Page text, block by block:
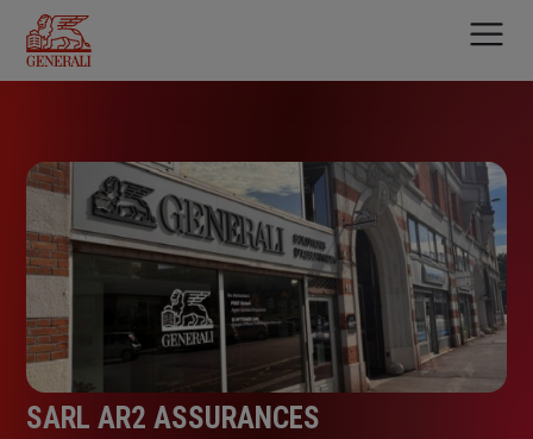
contenu
principal
SARL AR2 ASSURANCES